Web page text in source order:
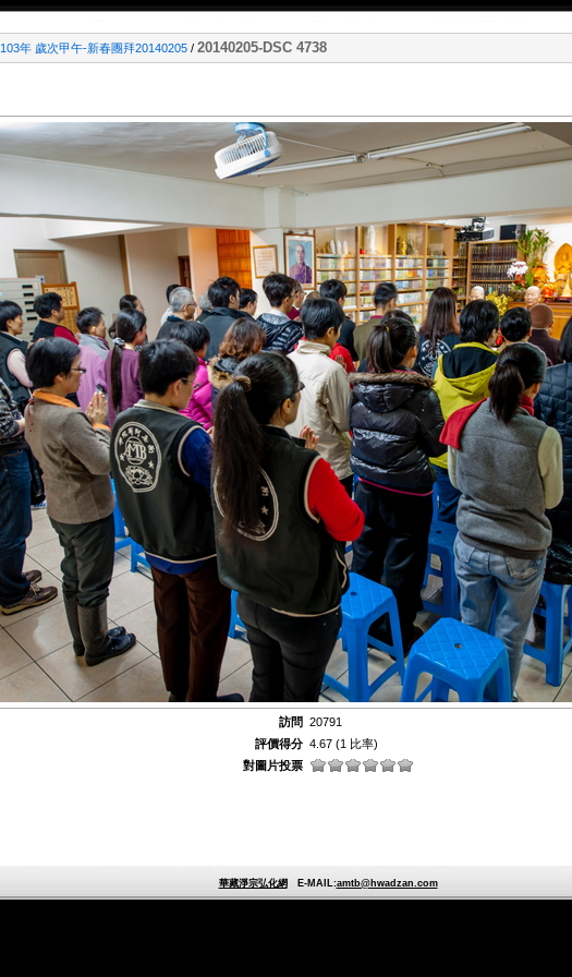
103年 歲次甲午-新春團拜20140205 / 20140205-DSC 4738
訪問 20791
評價得分 4.67 (1 比率)
對圖片投票
華藏淨宗弘化網E-MAIL:amtb@hwadzan.com